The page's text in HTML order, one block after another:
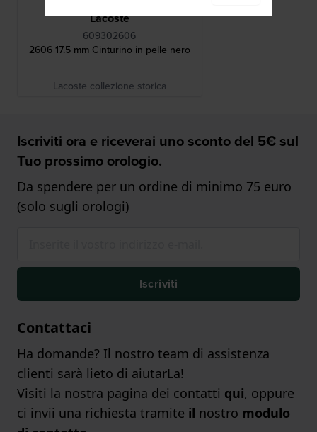
Lacoste
609302606
2606 17.5 mm Cinturino in pelle nero
Lacoste collezione storica
Iscriviti ora e riceverai uno sconto del 5€ sul
Tuo prossimo orologio.
Da spendere per un ordine di minimo 75 euro
(solo sugli orologi)
Iscriviti
Contattaci
Ha domande? Il nostro team di assistenza
clienti sarà lieto di aiutarLa!
Visiti la nostra pagina dei contatti qui, oppure
ci invii una richiesta tramite il nostro modulo